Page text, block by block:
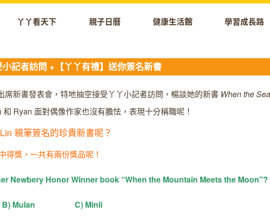
丫丫看天下 親子日曆 健康生活館 學習成長路
記者訪問 +【丫丫有禮】送你簽名新書
席新書發表會，特地抽空接受丫丫小記者訪問，暢談她的新書 When the
Ryan 面對偶像作家也沒有膽怯，表現十分稱職呢！
親筆簽名的珍貴新書呢？
得獎，一共有兩份獎品呢！
Newbery Honor Winner book “When the Mountain Meets the Moon"?
Mulan C) Minli